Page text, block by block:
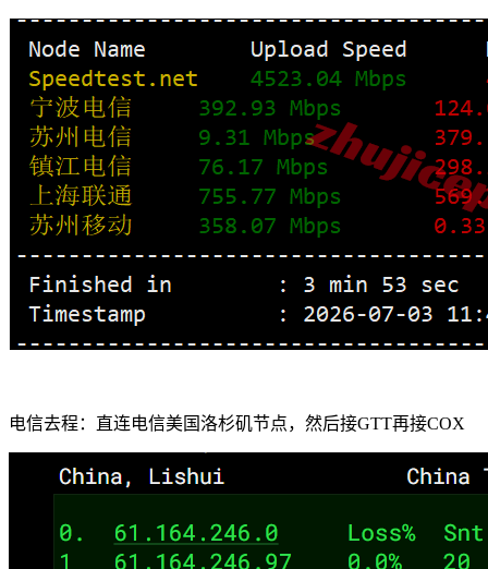
电信去程：直连电信美国洛杉矶节点，然后接GTT再接COX